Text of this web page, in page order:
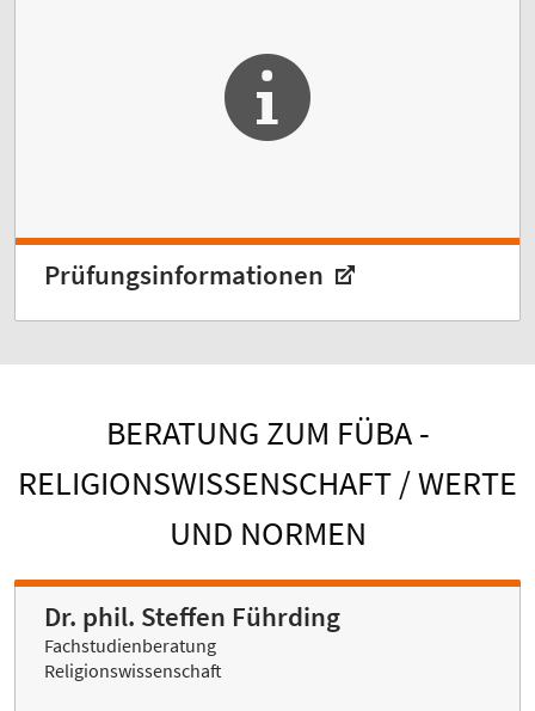
Prüfungsinformationen
BERATUNG ZUM FÜBA -
RELIGIONSWISSENSCHAFT / WERTE
UND NORMEN
Dr. phil. Steffen Führding
Fachstudienberatung
Religionswissenschaft